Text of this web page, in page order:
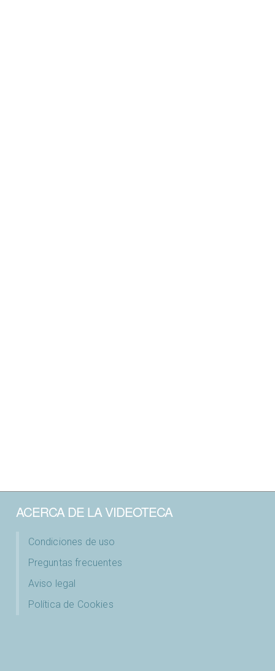
ACERCA DE LA VIDEOTECA
Condiciones de uso
Preguntas frecuentes
Aviso legal
Política de Cookies